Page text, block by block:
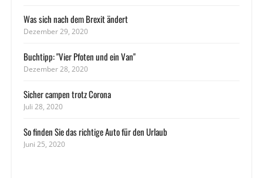
Was sich nach dem Brexit ändert
Dezember 29, 2020
Buchtipp: "Vier Pfoten und ein Van"
Dezember 28, 2020
Sicher campen trotz Corona
Juli 28, 2020
So finden Sie das richtige Auto für den Urlaub
Juni 25, 2020